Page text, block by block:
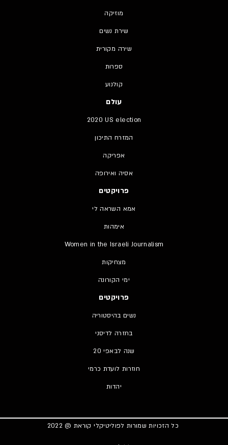
מוזיקה
שירת נשים
שירה מקורית
ספרות
קולנוע
עולם
2020 US election
המזרח התיכון
אפריקה
אסיה ואירופה
פרויקטים
אמא השראה לי
אימהות
Women in the Israeli Journalism
מצחיקות
ימי הקורונה
פרויקטים
נשים בהיסטוריה
בחזרה לדיסני
20 שנה לבאפי
חוזרות לועדת כרמי
יהדות